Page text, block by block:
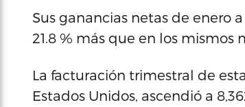
Sus ganancias netas de enero
21.8 % más que en los mismos
La facturación trimestral de
Estados Unidos, ascendió a